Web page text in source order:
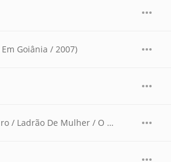
Em Goiânia / 2007)
Chora, Viola / Caminheiro / Ladrão De Mulher / O Campeão / A Vaca Já Foi Pro Brejo (Ao Vivo Em Goiânia / 2007 / Medley)